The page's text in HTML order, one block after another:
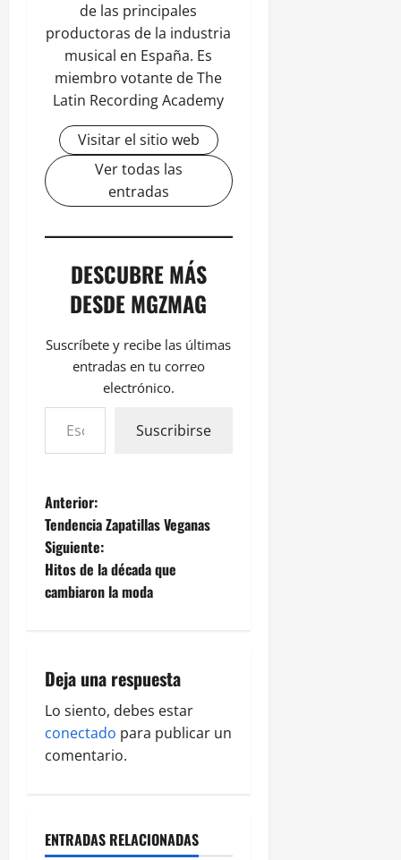
de las principales
productoras de la industria
musical en España. Es
miembro votante de The
Latin Recording Academy
Visitar el sitio web
Ver todas las
entradas
DESCUBRE MÁS
DESDE MGZMAG
Suscríbete y recibe las últimas
entradas en tu correo
electrónico.
Suscribirse
Anterior:
Tendencia Zapatillas Veganas
Siguiente:
Hitos de la década que
cambiaron la moda
Deja una respuesta
Lo siento, debes estar
conectado para publicar un
comentario.
ENTRADAS RELACIONADAS